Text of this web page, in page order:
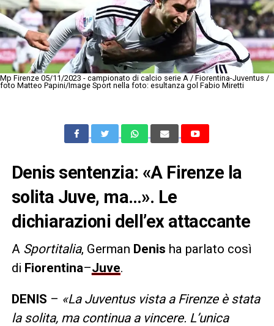
Mp Firenze 05/11/2023 - campionato di calcio serie A / Fiorentina-Juventus /
foto Matteo Papini/Image Sport nella foto: esultanza gol Fabio Miretti
Denis sentenzia: «A Firenze la
solita Juve, ma…». Le
dichiarazioni dell’ex attaccante
A Sportitalia, German Denis ha parlato così
di Fiorentina–Juve.
DENIS – «La Juventus vista a Firenze è stata
la solita, ma continua a vincere. L’unica